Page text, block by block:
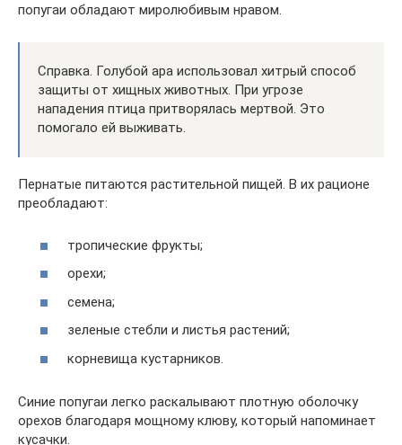
попугаи обладают миролюбивым нравом.
Справка. Голубой ара использовал хитрый способ
защиты от хищных животных. При угрозе
нападения птица притворялась мертвой. Это
помогало ей выживать.
Пернатые питаются растительной пищей. В их рационе
преобладают:
тропические фрукты;
орехи;
семена;
зеленые стебли и листья растений;
корневища кустарников.
Синие попугаи легко раскалывают плотную оболочку
орехов благодаря мощному клюву, который напоминает
кусачки.